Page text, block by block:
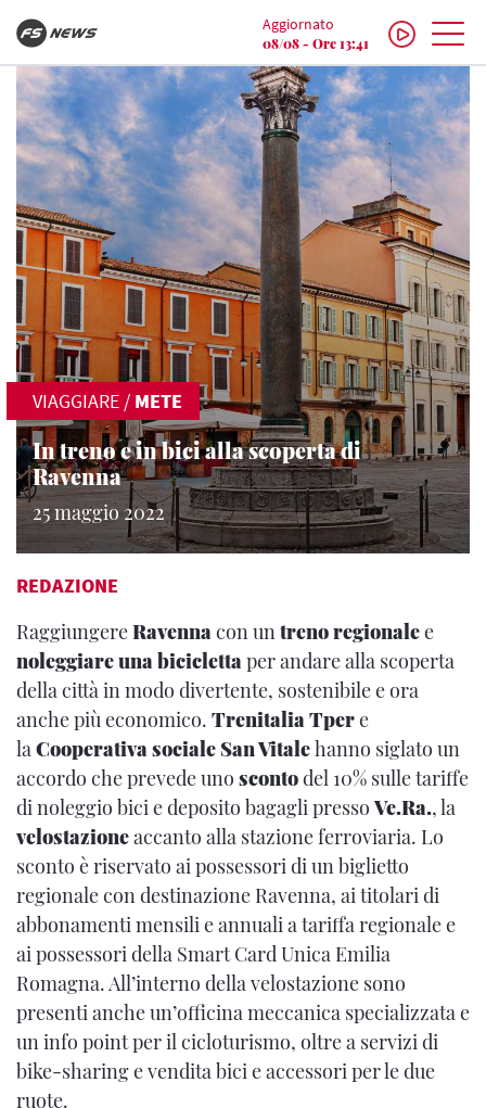
Aggiornato
08/08 - Ore 13:41
VIAGGIARE / METE
In treno e in bici alla scoperta di
Ravenna
25 maggio 2022
REDAZIONE
RaggiungereRavennacon untreno regionalee
noleggiare una biciclettaper andare alla scoperta
della città in modo divertente, sostenibile e ora
anche più economico. Trenitalia Tpere
laCooperativa sociale San Vitalehanno siglato un
accordo che prevede uno scontodel 10% sulle tariffe
di noleggio bici e deposito bagagli pressoVe.Ra., la
velostazioneaccanto alla stazione ferroviaria. Lo
sconto è riservato ai possessori di un biglietto
regionale con destinazione Ravenna, ai titolari di
abbonamenti mensili e annuali a tariffa regionale e
ai possessori della Smart Card Unica Emilia
Romagna. All’interno della velostazione sono
presenti anche un’officina meccanica specializzata e
un info point per il cicloturismo, oltre a servizi di
bike-sharing e vendita bici e accessori per le due
ruote.